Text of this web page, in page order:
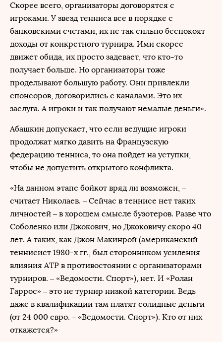
Скорее всего, организаторы договорятся с
игроками. У звезд тенниса все в порядке с
банковскими счетами, их не так сильно беспокоят
доходы от конкретного турнира. Ими скорее
движет обида, их просто задевает, что кто-то
получает больше. Но организаторы тоже
проделывают большую работу. Они привлекли
спонсоров, договорились с каналами. Это их
заслуга. А игроки и так получают немалые деньги».
Абашкин допускает, что если ведущие игроки
продолжат мягко давить на Французскую
федерацию тенниса, то она пойдет на уступки,
чтобы не допустить открытого конфликта.
«На данном этапе бойкот вряд ли возможен, –
считает Николаев. – Сейчас в теннисе нет таких
личностей – в хорошем смысле бузотеров. Разве что
Соболенко или Джокович, но Джоковичу скоро 40
лет. А таких, как Джон Макинрой (американский
теннисист 1980-х гг., был сторонником усиления
влияния ATP в противостоянии с организаторами
турниров. – «Ведомости. Спорт»), нет. И «Ролан
Гаррос» – это не турнир низкой категории. Ведь
даже в квалификации там платят солидные деньги
(от 24 000 евро. – «Ведомости. Спорт»). Кто от них
откажется?»